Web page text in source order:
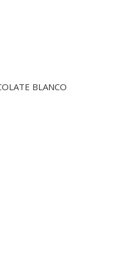
BLANCO